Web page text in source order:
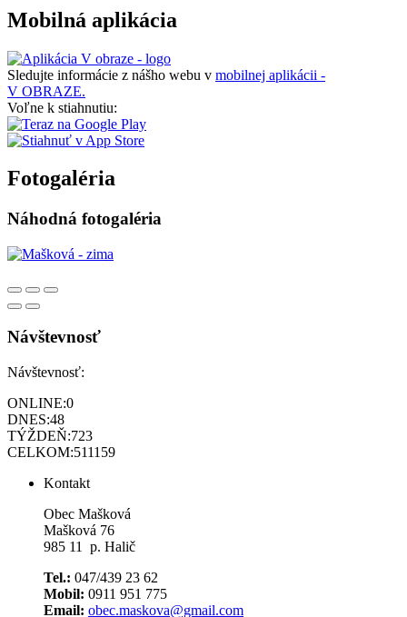
Mobilná aplikácia
Sledujte informácie z nášho webu v mobilnej aplikácii -
V OBRAZE.
Voľne k stiahnutiu:
Fotogaléria
Náhodná fotogaléria
Návštevnosť
Návštevnosť:
ONLINE:0
DNES:48
TÝŽDEŇ:723
CELKOM:511159
Kontakt
Obec Mašková
Mašková 76
985 11 p. Halič
Tel.: 047/439 23 62
Mobil: 0911 951 775
Email: obec.maskova@gmail.com